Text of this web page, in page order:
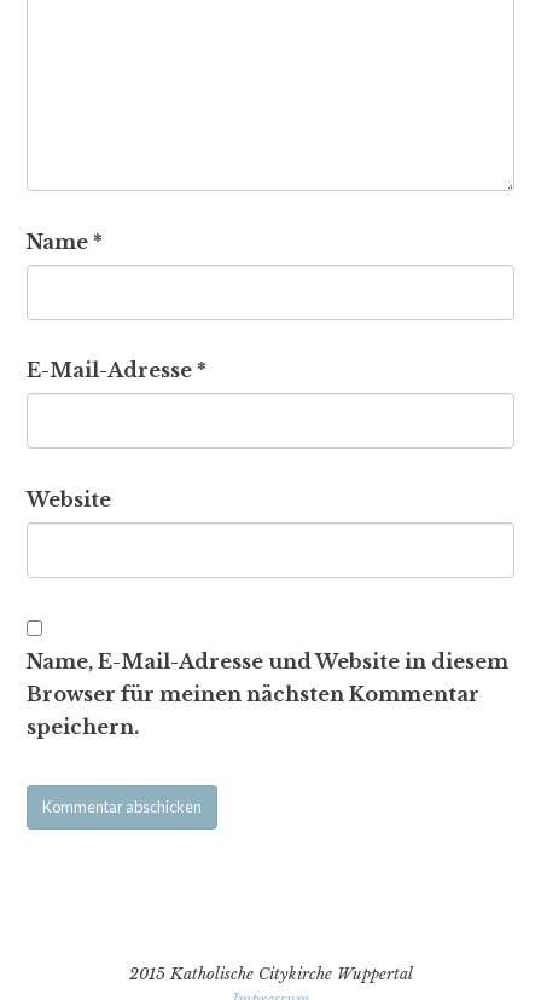
Name *
E-Mail-Adresse *
Website
Name, E-Mail-Adresse und Website in diesem
Browser für meinen nächsten Kommentar
speichern.
2015 Katholische Citykirche Wuppertal